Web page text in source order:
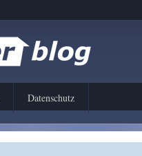
Datenschutz